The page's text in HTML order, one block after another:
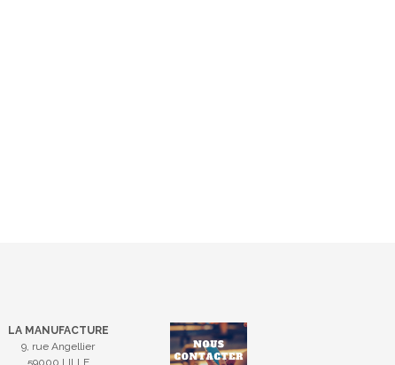
LA MANUFACTURE
9, rue Angellier
59000 LILLE